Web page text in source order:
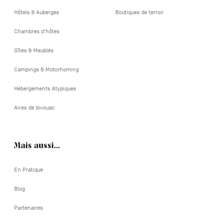
Hôtels & Auberges
Chambres d'hôtes
Gîtes & Meublés
Campings & Motorhoming
Hébergements Atypiques
Aires de bivouac
Boutiques de terroir
Mais aussi…
En Pratique
Blog
Partenaires